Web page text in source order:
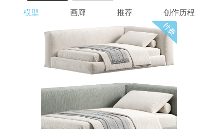
模型 画廊 推荐 创作历程